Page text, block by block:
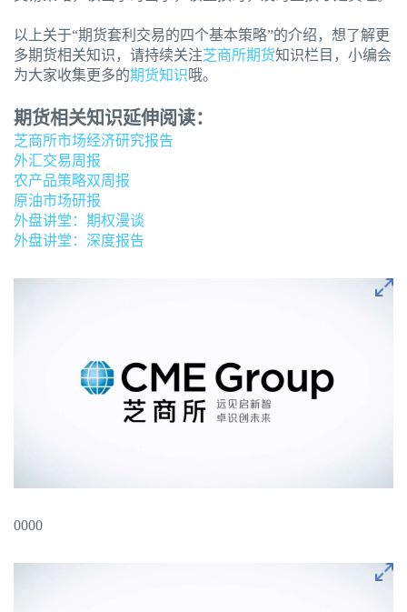
以上关于“期货套利交易的四个基本策略”的介绍，想了解更
多期货相关知识，请持续关注芝商所期货知识栏目，小编会
为大家收集更多的期货知识哦。
期货相关知识延伸阅读：
芝商所市场经济研究报告
外汇交易周报
农产品策略双周报
原油市场研报
外盘讲堂：期权漫谈
外盘讲堂：深度报告
0000